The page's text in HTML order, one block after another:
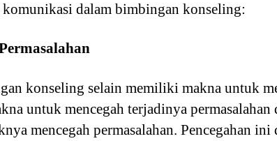
dalam bimbingan konseling:
konseling selain memiliki makna untuk
untuk mencegah terjadinya permasalahan
mencegah permasalahan. Pencegahan